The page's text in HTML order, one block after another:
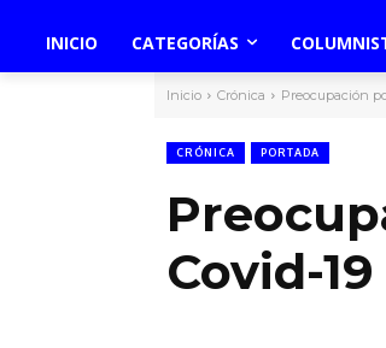
INICIO CATEGORÍAS
Inicio Crónica Preocupación
CRÓNICA PORTADA
Covid-